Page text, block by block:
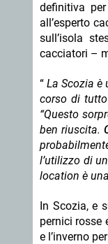
definitiva
all’esperto
sull’isola
cacciatori –
“La Scozia è
corso di
“Questo
ben riuscita.
l’utilizzo di
location è
In Scozia, e
pernici rosse
e l’inverno